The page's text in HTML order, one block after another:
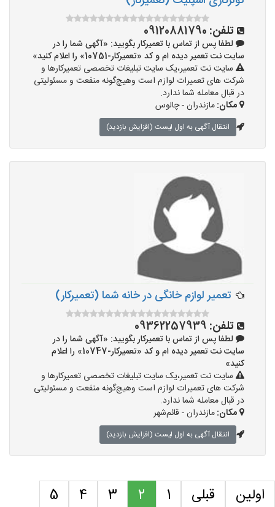
تلفن: 09120881790
لطفا پس از تماس با تعمیرکار بگویید: «آگهی شما را در
سایت نت تعمیر دیده ام و کد «تعمیرکار-10751» را اعلام کنید»
سایت نت تعمیر،یک سایت تبلیغات تخصصی تعمیرکارها و
شرکت های تعمیرات لوازم است وهیچ‌گونه منفعت و مسئولیتی
در قبال معامله شما ندارد.
مکان:مازندران - چالوس
انتقال آگهی به اول لیست (افزایش بازدید)
تعمیر لوازم خانگی در خانه شما (تعمیرکار)
تلفن: 09362257939
لطفا پس از تماس با تعمیرکار بگویید: «آگهی شما را در
سایت نت تعمیر دیده ام و کد «تعمیرکار-10747» را اعلام
کنید»
سایت نت تعمیر،یک سایت تبلیغات تخصصی تعمیرکارها و
شرکت های تعمیرات لوازم است وهیچ‌گونه منفعت و مسئولیتی
در قبال معامله شما ندارد.
مکان:مازندران - قائم‌شهر
انتقال آگهی به اول لیست (افزایش بازدید)
اولین قبلی 1
2
3
4
5